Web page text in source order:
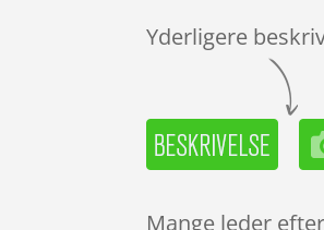
Yderligere
Mange leder